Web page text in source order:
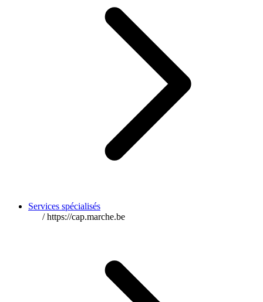
Services spécialisés
/ https://cap.marche.be